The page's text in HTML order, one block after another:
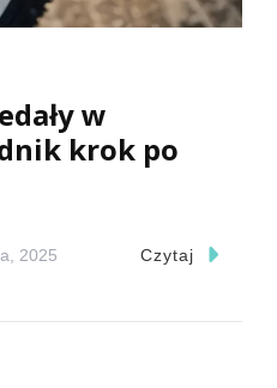
w
krok po
2025 Czytaj